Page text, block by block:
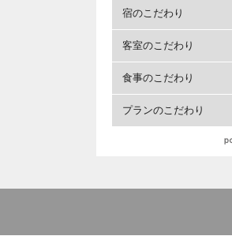
宿のこだわり
客室のこだわり
食事のこだわり
プランのこだわり